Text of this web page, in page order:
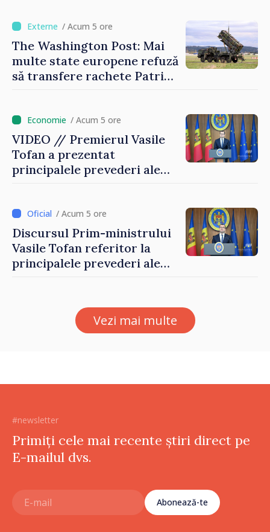
/ Acum 5 ore
The Washington Post: Mai
multe state europene refuză
să transfere rachete Patriot
/ Acum 5 ore
VIDEO // Premierul Vasile
Tofan a prezentat
principalele prevederi ale
/ Acum 5 ore
Discursul Prim-ministrului
Vasile Tofan referitor la
principalele prevederi ale
Vezi mai multe
#newsletter
Primiți cele mai recente știri direct pe
E-mailul dvs.
Abonează-te